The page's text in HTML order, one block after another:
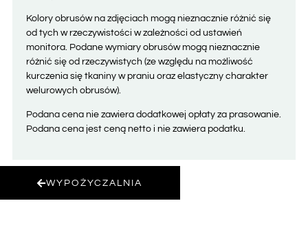
Kolory obrusów na zdjęciach mogą nieznacznie różnić się
od tych w rzeczywistości w zależności od ustawień
monitora. Podane wymiary obrusów mogą nieznacznie
różnić się od rzeczywistych (ze względu na możliwość
kurczenia się tkaniny w praniu oraz elastyczny charakter
welurowych obrusów).
Podana cena nie zawiera dodatkowej opłaty za prasowanie.
Podana cena jest ceną netto i nie zawiera podatku.
WYPOŻYCZALNIA